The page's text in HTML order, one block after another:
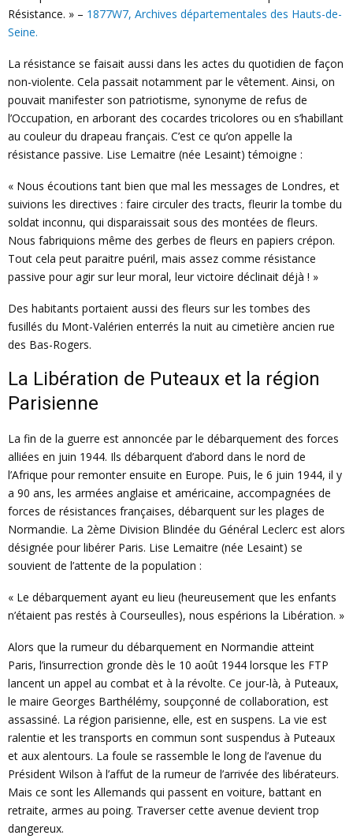
Résistance. » – 1877W7, Archives départementales des Hauts-de-
Seine.
La résistance se faisait aussi dans les actes du quotidien de façon
non-violente. Cela passait notamment par le vêtement. Ainsi, on
pouvait manifester son patriotisme, synonyme de refus de
l’Occupation, en arborant des cocardes tricolores ou en s’habillant
au couleur du drapeau français. C’est ce qu’on appelle la
résistance passive. Lise Lemaitre (née Lesaint) témoigne :
« Nous écoutions tant bien que mal les messages de Londres, et
suivions les directives : faire circuler des tracts, fleurir la tombe du
soldat inconnu, qui disparaissait sous des montées de fleurs.
Nous fabriquions même des gerbes de fleurs en papiers crépon.
Tout cela peut paraitre puéril, mais assez comme résistance
passive pour agir sur leur moral, leur victoire déclinait déjà ! »
Des habitants portaient aussi des fleurs sur les tombes des
fusillés du Mont-Valérien enterrés la nuit au cimetière ancien rue
des Bas-Rogers.
La Libération de Puteaux et la région
Parisienne
La fin de la guerre est annoncée par le débarquement des forces
alliées en juin 1944. Ils débarquent d’abord dans le nord de
l’Afrique pour remonter ensuite en Europe. Puis, le 6 juin 1944, il y
a 90 ans, les armées anglaise et américaine, accompagnées de
forces de résistances françaises, débarquent sur les plages de
Normandie. La 2ème Division Blindée du Général Leclerc est alors
désignée pour libérer Paris. Lise Lemaitre (née Lesaint) se
souvient de l’attente de la population :
« Le débarquement ayant eu lieu (heureusement que les enfants
n’étaient pas restés à Courseulles), nous espérions la Libération. »
Alors que la rumeur du débarquement en Normandie atteint
Paris, l’insurrection gronde dès le 10 août 1944 lorsque les FTP
lancent un appel au combat et à la révolte. Ce jour-là, à Puteaux,
le maire Georges Barthélémy, soupçonné de collaboration, est
assassiné. La région parisienne, elle, est en suspens. La vie est
ralentie et les transports en commun sont suspendus à Puteaux
et aux alentours. La foule se rassemble le long de l’avenue du
Président Wilson à l’affut de la rumeur de l’arrivée des libérateurs.
Mais ce sont les Allemands qui passent en voiture, battant en
retraite, armes au poing. Traverser cette avenue devient trop
dangereux.